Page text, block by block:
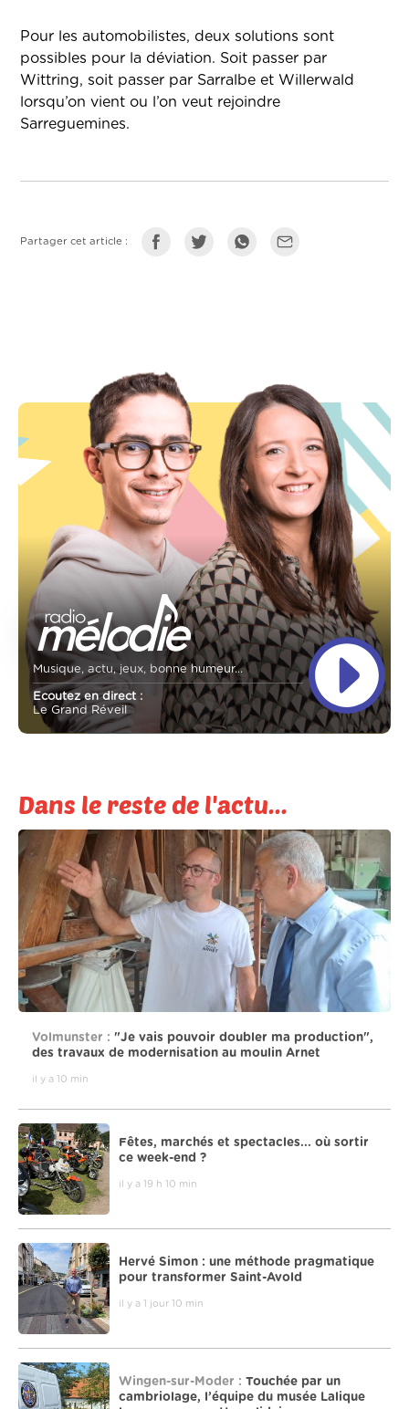
Pour les automobilistes, deux solutions sont
possibles pour la déviation. Soit passer par
Wittring, soit passer par Sarralbe et Willerwald
lorsqu’on vient ou l’on veut rejoindre
Sarreguemines.
Partager cet article :
Musique, actu, jeux, bonne humeur...
Ecoutez en direct :
Le Grand Réveil
Dans le reste de l'actu...
Volmunster : "Je vais pouvoir doubler ma production",
des travaux de modernisation au moulin Arnet
il y a 10 min
Fêtes, marchés et spectacles... où sortir
ce week-end ?
il y a 19 h 10 min
Hervé Simon : une méthode pragmatique
pour transformer Saint-Avold
il y a 1 jour 10 min
Wingen-sur-Moder : Touchée par un
cambriolage, l’équipe du musée Lalique